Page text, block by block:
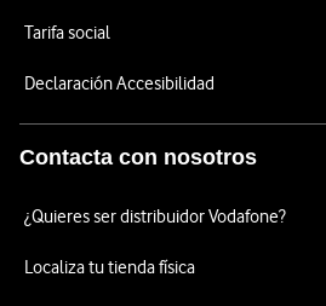
Tarifa social
Declaración Accesibilidad
Contacta con nosotros
¿Quieres ser distribuidor Vodafone?
Localiza tu tienda física